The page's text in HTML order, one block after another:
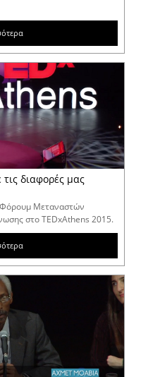
διαφορές μας
Φόρουμ Μεταναστών
στο TEDxAthens 2015.